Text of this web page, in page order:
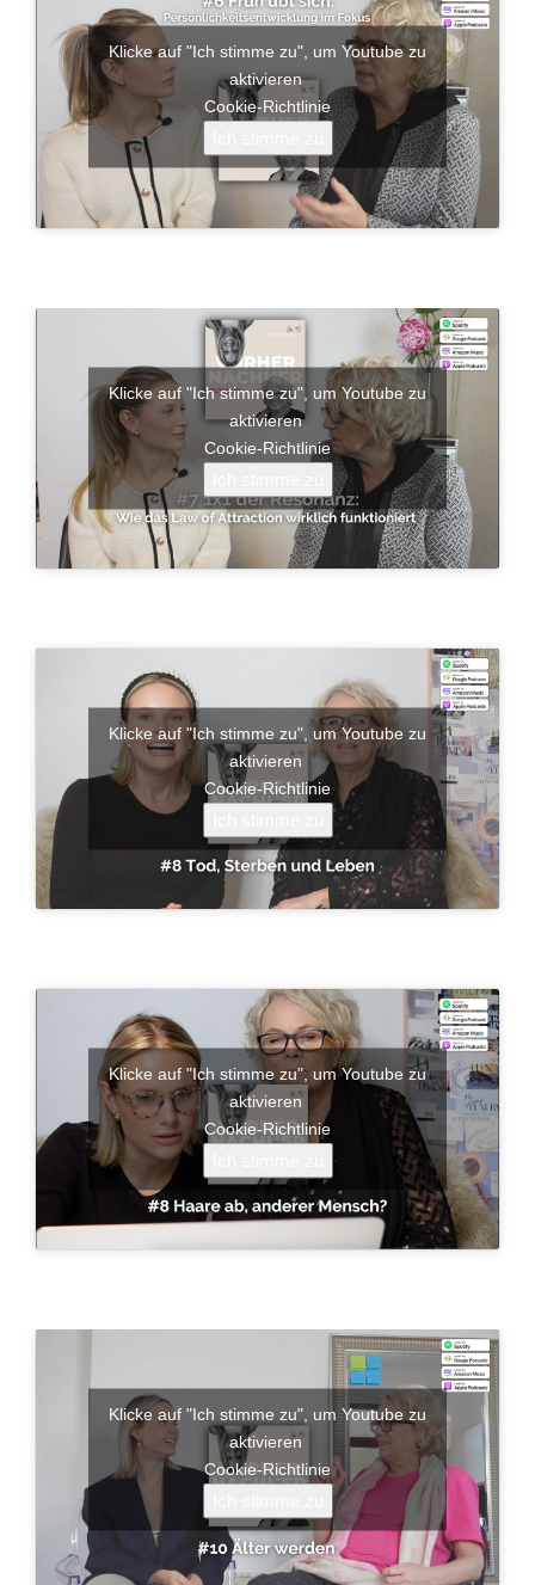
Klicke auf "Ich stimme zu", um Youtube zu
aktivieren
Cookie-Richtlinie
Klicke auf "Ich stimme zu", um Youtube zu
aktivieren
Cookie-Richtlinie
Klicke auf "Ich stimme zu", um Youtube zu
aktivieren
Cookie-Richtlinie
Klicke auf "Ich stimme zu", um Youtube zu
aktivieren
Cookie-Richtlinie
Klicke auf "Ich stimme zu", um Youtube zu
aktivieren
Cookie-Richtlinie